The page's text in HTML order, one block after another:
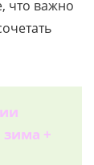
что важно
зима +